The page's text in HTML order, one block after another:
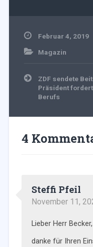
Februar 4, 2019
Magazin
Beitragsnavigation
ZDF sendete
Präsident
Berufs
4
Steffi Pfeil
November 11,
Lieber Herr Becker,
danke für Ihren